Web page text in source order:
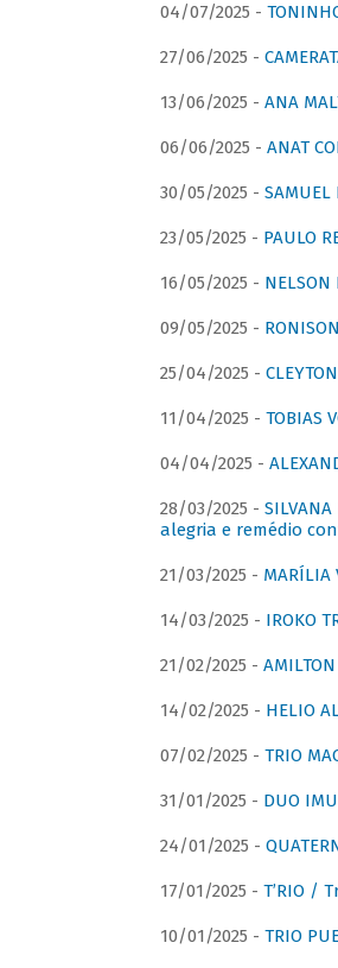
04/07/2025 -
27/06/2025 -
13/06/2025 - ANA
06/06/2025 - ANAT
30/05/2025 - SAMUEL
23/05/2025 - PAULO
16/05/2025 - NELSON
09/05/2025 -
25/04/2025 -
11/04/2025 - TOBIAS
04/04/2025 -
28/03/2025 -
alegria e remédio
21/03/2025 - MARÍLIA
14/03/2025 - IROKO
21/02/2025 -
14/02/2025 - HELIO
07/02/2025 - TRIO
31/01/2025 - DUO
24/01/2025 -
17/01/2025 - T’RIO /
10/01/2025 - TRIO